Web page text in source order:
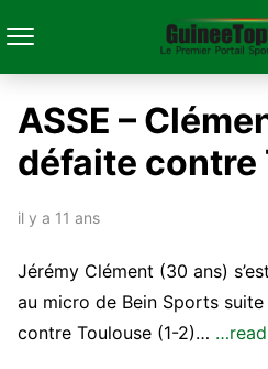
ASSE –
défaite contre
il y a 11 ans
Jérémy Clément (30 ans)
au micro de Bein Sports
contre Toulouse (1-2)…